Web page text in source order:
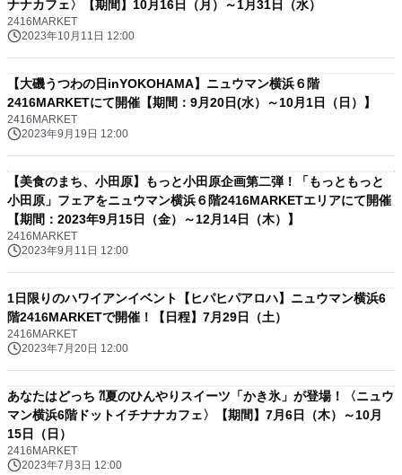
ナナカフェ〉【期間】10月16日（月）～1月31日（水）
2416MARKET
2023年10月11日 12:00
【大磯うつわの日inYOKOHAMA】ニュウマン横浜６階
2416MARKETにて開催【期間：9月20日(水）～10月1日（日）】
2416MARKET
2023年9月19日 12:00
【美食のまち、小田原】もっと小田原企画第二弾！「もっともっと
小田原」フェアをニュウマン横浜６階2416MARKETエリアにて開催
【期間：2023年9月15日（金）～12月14日（木）】
2416MARKET
2023年9月11日 12:00
1日限りのハワイアンイベント【ヒパヒパアロハ】ニュウマン横浜6
階2416MARKETで開催！【日程】7月29日（土）
2416MARKET
2023年7月20日 12:00
あなたはどっち ⁈夏のひんやりスイーツ「かき氷」が登場！〈ニュウ
マン横浜6階ドットイチナナカフェ〉【期間】7月6日（木）～10月
15日（日）
2416MARKET
2023年7月3日 12:00